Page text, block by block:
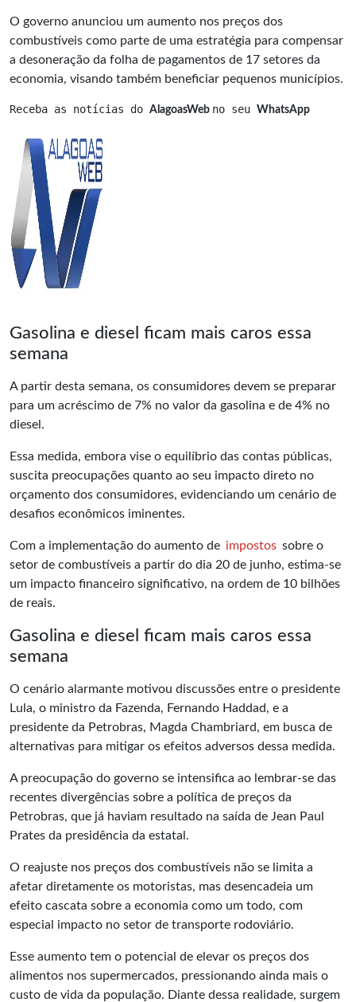
O governo anunciou um aumento nos preços dos
combustíveis como parte de uma estratégia para compensar
a desoneração da folha de pagamentos de 17 setores da
economia, visando também beneficiar pequenos municípios.
Receba as notícias do AlagoasWeb no seu WhatsApp
Gasolina e diesel ficam mais caros essa
semana
A partir desta semana, os consumidores devem se preparar
para um acréscimo de 7% no valor da gasolina e de 4% no
diesel.
Essa medida, embora vise o equilíbrio das contas públicas,
suscita preocupações quanto ao seu impacto direto no
orçamento dos consumidores, evidenciando um cenário de
desafios econômicos iminentes.
Com a implementação do aumento de impostos sobre o
setor de combustíveis a partir do dia 20 de junho, estima-se
um impacto financeiro significativo, na ordem de 10 bilhões
de reais.
Gasolina e diesel ficam mais caros essa
semana
O cenário alarmante motivou discussões entre o presidente
Lula, o ministro da Fazenda, Fernando Haddad, e a
presidente da Petrobras, Magda Chambriard, em busca de
alternativas para mitigar os efeitos adversos dessa medida.
A preocupação do governo se intensifica ao lembrar-se das
recentes divergências sobre a política de preços da
Petrobras, que já haviam resultado na saída de Jean Paul
Prates da presidência da estatal.
O reajuste nos preços dos combustíveis não se limita a
afetar diretamente os motoristas, mas desencadeia um
efeito cascata sobre a economia como um todo, com
especial impacto no setor de transporte rodoviário.
Esse aumento tem o potencial de elevar os preços dos
alimentos nos supermercados, pressionando ainda mais o
custo de vida da população. Diante dessa realidade, surgem